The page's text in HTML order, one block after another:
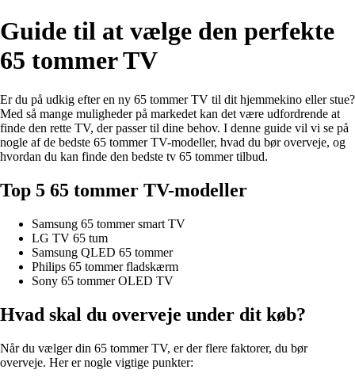
Guide til at vælge den perfekte
65 tommer TV
Er du på udkig efter en ny 65 tommer TV til dit hjemmekino eller stue?
Med så mange muligheder på markedet kan det være udfordrende at
finde den rette TV, der passer til dine behov. I denne guide vil vi se på
nogle af de bedste 65 tommer TV-modeller, hvad du bør overveje, og
hvordan du kan finde den bedste tv 65 tommer tilbud.
Top 5 65 tommer TV-modeller
Samsung 65 tommer smart TV
LG TV 65 tum
Samsung QLED 65 tommer
Philips 65 tommer fladskærm
Sony 65 tommer OLED TV
Hvad skal du overveje under dit køb?
Når du vælger din 65 tommer TV, er der flere faktorer, du bør
overveje. Her er nogle vigtige punkter: